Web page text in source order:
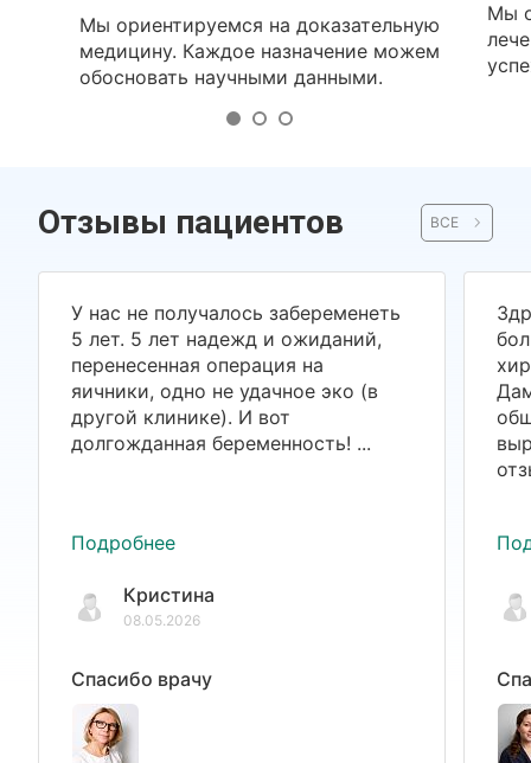
Мы ориентируемся на доказательную
медицину. Каждое назначение можем
обосновать научными данными.
Мы
Отзывы пациентов ВСЕ
У нас не получалось забеременеть
5 лет. 5 лет надежд и ожиданий,
перенесенная операция на
яичники, одно не удачное эко (в
другой клинике). И вот
долгожданная беременность! ...
Подробнее
Кристина
08.05.2026
Спасибо врачу